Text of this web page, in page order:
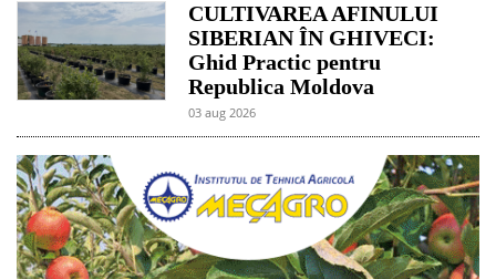
CULTIVAREA AFINULUI
SIBERIAN ÎN GHIVECI:
Ghid Practic pentru
Republica Moldova
03 aug 2026